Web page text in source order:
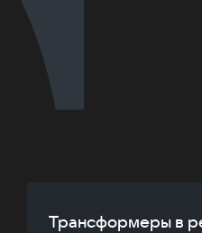
Трансформеры в